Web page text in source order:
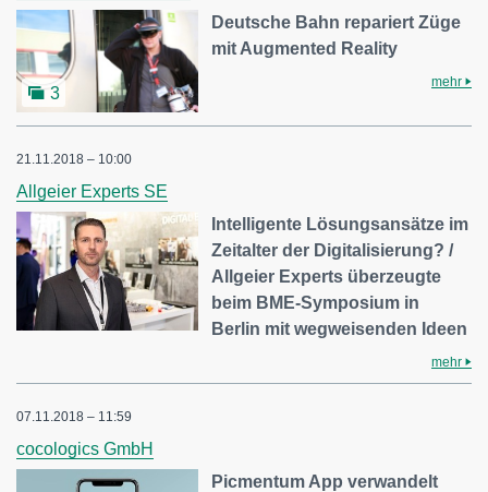
3
Deutsche Bahn repariert Züge
mit Augmented Reality
mehr
21.11.2018 – 10:00
Allgeier Experts SE
Intelligente Lösungsansätze im
Zeitalter der Digitalisierung? /
Allgeier Experts überzeugte
beim BME-Symposium in
Berlin mit wegweisenden Ideen
mehr
07.11.2018 – 11:59
cocologics GmbH
Picmentum App verwandelt